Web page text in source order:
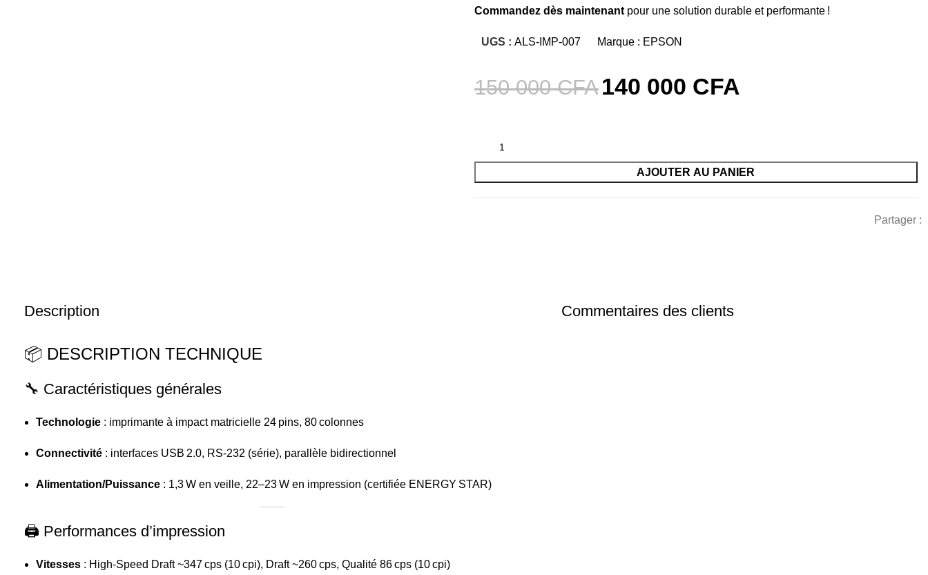
Commandez dès maintenantpour une solution durable et performante !
UGS : ALS-IMP-007 Marque : EPSON
150 000CFA140 000 CFA
AJOUTER AU PANIER
Partager :
Description
📦 DESCRIPTION TECHNIQUE
🔧 Caractéristiques générales
Technologie : imprimante à impact matricielle 24 pins, 80 colonnes
Connectivité : interfaces USB 2.0, RS‑232 (série), parallèle bidirectionnel
Alimentation/Puissance : 1,3 W en veille, 22–23 W en impression (certifiée ENERGY STAR)
🖨️ Performances d’impression
Vitesses : High-Speed Draft ~347 cps (10 cpi), Draft ~260 cps, Qualité 86 cps (10 cpi)
Commentaires des clients